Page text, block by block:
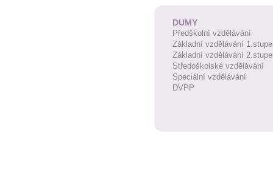
DUMY
Předškolní vzdělávání
Základní vzdělávání
Základní vzdělávání
Středoškolské vzdělávání
Speciální vzdělávání
DVPP